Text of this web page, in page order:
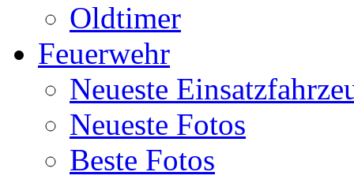
Oldtimer
Feuerwehr
Neueste
Neueste Fotos
Beste Fotos